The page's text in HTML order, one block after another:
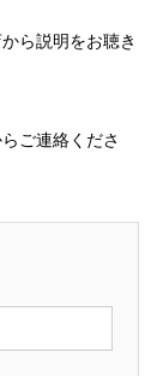
ら説明をお聴き
ご連絡くださ